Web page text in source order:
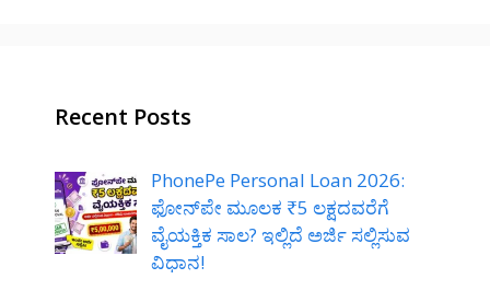
Recent Posts
PhonePe Personal Loan 2026:
ಫೋನ್‌ಪೇ ಮೂಲಕ ₹5 ಲಕ್ಷದವರೆಗೆ
ವೈಯಕ್ತಿಕ ಸಾಲ? ಇಲ್ಲಿದೆ ಅರ್ಜಿ ಸಲ್ಲಿಸುವ
ವಿಧಾನ!